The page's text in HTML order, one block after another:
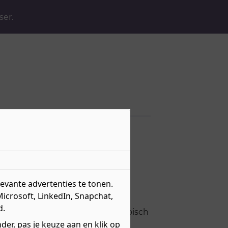
, havo- en vwo-niveau. Arabisch
advertenties te tonen.
LinkedIn, Snapchat,
pas je keuze aan en klik op